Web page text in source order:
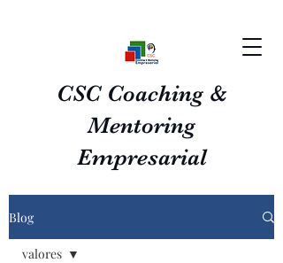
CSC Coaching &
Mentoring
Empresarial
Blog
valores